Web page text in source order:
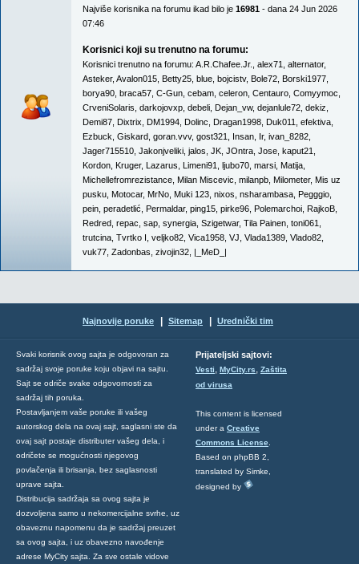
Najviše korisnika na forumu ikad bilo je 16981 - dana 24 Jun 2026
07:46
Korisnici koji su trenutno na forumu:
Korisnici trenutno na forumu: A.R.Chafee.Jr. alex71 alternator,
Asteker, Avalon015 Betty25 blue bojcistv, Bole72 Borski1977
borya90 braca57 C-Gun cebam celeron Centauro Comyymoc
CrveniSolaris darkojovxp debeli Dejan_vw, dejanlule72 dekiz
Demi87 Dixtrix DM1994 Dolinc Dragan1998 Duk011 efektiva
Ezbuck Giskard goran.vvv, gost321 Insan Ir, ivan_8282
Jager715510 Jakonjveliki jalos JK JOntra Jose kaput21
Kordon Kruger, Lazarus Limeni91 ljubo70 marsi Matija
Michellefromrezistance Milan Miscevic milanpb Milometer, Mis uz
pusku Motocar, MrNo Muki 123 nixos nsharambasa Pegggio
pein peradetlić Permaldar, ping15 pirke96 Polemarchoi RajkoB
Redred repac sap synergia Szigetwar, Tila Painen toni061
trutcina Tvrtko I veljko82 Vica1958 VJ Vlada1389 Vlado82
vuk77 Zadonbas zivojin32 |_MeD_|
Najnovije poruke Sitemap Urednički tim
Svaki korisnik ovog sajta je odgovoran za
sadržaj svoje poruke koju objavi na sajtu.
Sajt se odriče svake odgovornosti za
sadržaj tih poruka.
Postavljanjem vaše poruke ili vašeg
autorskog dela na ovaj sajt, saglasni ste da
ovaj sajt postaje distributer vašeg dela, i
odričete se mogućnosti njegovog
povlačenja ili brisanja, bez saglasnosti
uprave sajta.
Distribucija sadržaja sa ovog sajta je
dozvoljena samo u nekomercijalne svrhe, uz
obaveznu napomenu da je sadržaj preuzet
sa ovog sajta, i uz obavezno navođenje
adrese MyCity sajta. Za sve ostale vidove
Prijateljski sajtovi:
Vesti, MyCity.rs, Zaštita
od virusa
This content is licensed
under a Creative
Commons License
Based on phpBB 2,
translated by Simke,
designed by